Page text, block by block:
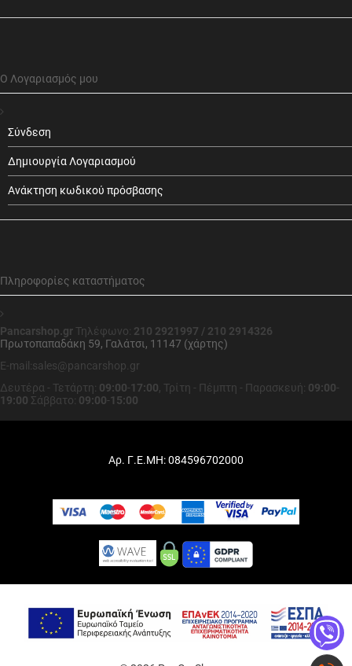
Ο Λογαριασμός μου
Σύνδεση
Δημιουργία Λογαριασμού
Ανάκτηση κωδικού πρόσβασης
Πληροφορίες καταστήματος
Pancarshop.gr Τηλέφωνο: 210 2921997 / 210 2914326
Πρωτοπαπαδάκη 59, Γαλάτσι, 11147 (χάρτης)
E-mail:sales@pancarshop.gr
Δευτέρα - Τετάρτη: 09:00-17:00, Τρίτη - Πέμπτη - Παρασκευή: 09:00-
19:00 Σάββατο: 09:00-15:00
Αρ. Γ.Ε.ΜΗ: 084596702000